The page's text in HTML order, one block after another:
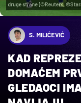
druge strane (©Reuters,
S. MILIĆEVIĆ
KAD
DOMAĆEM
GLEDAOCI